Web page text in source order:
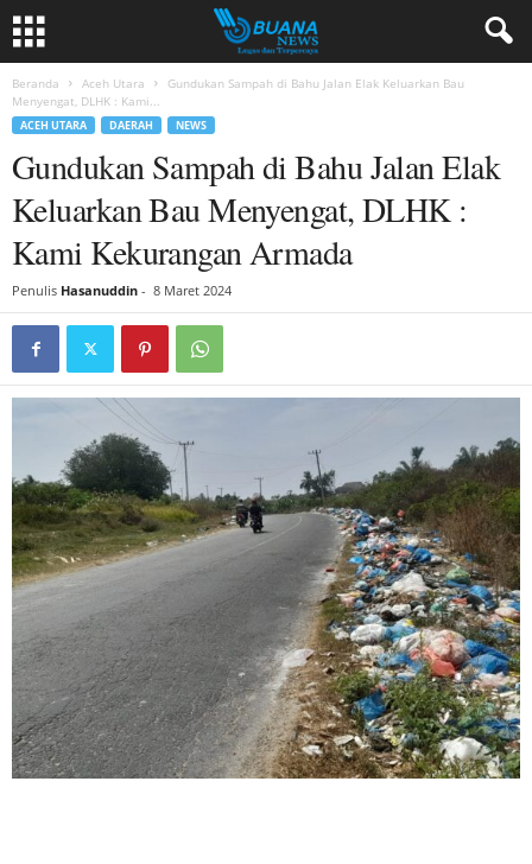
Beranda Aceh Utara
Gundukan Sampah di Bahu Jalan Elak Keluarkan Bau
Menyengat, DLHK : Kami...
ACEH UTARA DAERAH NEWS
Gundukan Sampah di Bahu Jalan Elak
Keluarkan Bau Menyengat, DLHK :
Kami Kekurangan Armada
Penulis Hasanuddin - 8 Maret 2024